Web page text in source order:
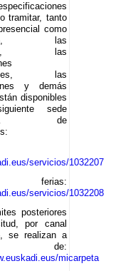
tramitar, tanto
como
las
las
las
y demás
disponibles
sede
de
servicios/1032207
ferias:
servicios/1032208
posteriores
por canal
se realizan a
de:
micarpeta